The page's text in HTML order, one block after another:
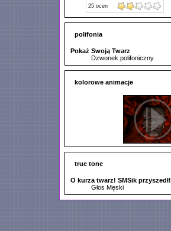
25 ocen
polifonia
Pokaż Swoją Twarz
Dzwonek polifoniczny
kolorowe animacje
true tone
O kurza twarz! SMSik przyszedł!
Głos Męski